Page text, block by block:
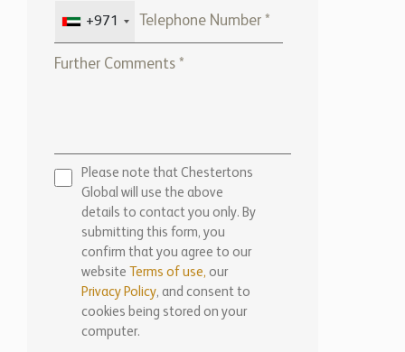
+971
Please note that Chestertons
Global will use the above
details to contact you only. By
submitting this form, you
confirm that you agree to our
website
Terms of use, our
Privacy Policy, and consent to
cookies being stored on your
computer.